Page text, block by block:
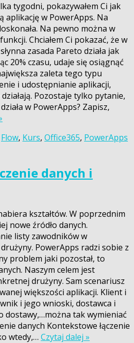
tygodni, pokazywałem Ci jak
aplikację w PowerApps. Na
Na pewno można w
Chciałem Ci pokazać, że w
zasada Pareto działa jak
20% czasu, udaje się osiągnąć
zaleta tego typu
i udostępnianie aplikacji,
Pozostaje tylko pytanie,
w PowerApps? Zapisz,
Flow, Kurs, Office365, PowerApps
danych i
kształtów. W poprzednim
nowe źródło danych.
listy zawodników w
PowerApps radzi sobie z
problem jaki pozostał, to
Naszym celem jest
drużyny. Sam scenariusz
większości aplikacji. Klient i
i jego wnioski, dostawca i
dostawy,…można tak wymieniać
danych Kontekstowe łączenie
wtedy,… Czytaj dalej »